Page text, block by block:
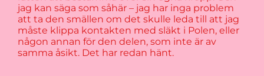
jag kan säga som såhär – jag har inga problem
att ta den smällen om det skulle leda till att jag
måste klippa kontakten med släkt i Polen, eller
någon annan för den delen, som inte är av
samma åsikt. Det har redan hänt.